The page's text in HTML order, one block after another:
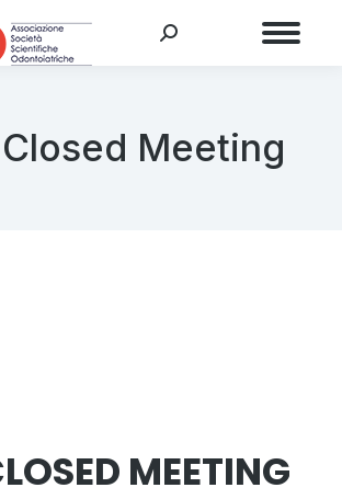
Closed Meeting
MEETING